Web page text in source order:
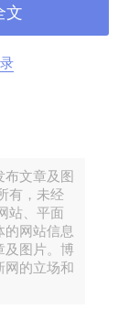
文
文章及图
有，未经
站、平面
的网站信息
及图片。博
网的立场和